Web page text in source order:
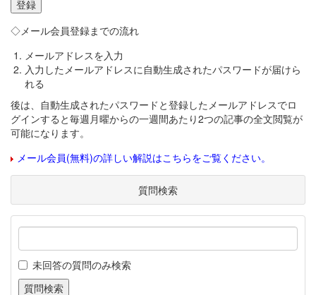
◇メール会員登録までの流れ
メールアドレスを入力
入力したメールアドレスに自動生成されたパスワードが届けら
れる
後は、自動生成されたパスワードと登録したメールアドレスでロ
グインすると毎週月曜からの一週間あたり2つの記事の全文閲覧が
可能になります。
メール会員(無料)の詳しい解説はこちらをご覧ください。
質問検索
未回答の質問のみ検索